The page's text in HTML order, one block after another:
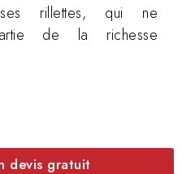
rillettes, qui ne
de la richesse
devis gratuit